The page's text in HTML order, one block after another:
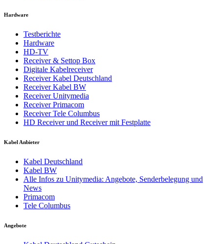
Hardware
Testberichte
Hardware
HD-TV
Receiver & Settop Box
Digitale Kabelreceiver
Receiver Kabel Deutschland
Receiver Kabel BW
Receiver Unitymedia
Receiver Primacom
Receiver Tele Columbus
HD Receiver und Receiver mit Festplatte
Kabel Anbieter
Kabel Deutschland
Kabel BW
Alle Infos zu Unitymedia: Angebote, Senderbelegung und
News
Primacom
Tele Columbus
Angebote